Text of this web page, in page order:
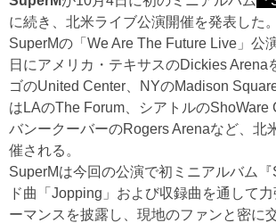
に続き、北米ライブ公演開催を発表した。
SuperMの「We Are The Future Live」公
日にアメリカ・テキサスのDickies Arena
ゴのUnited Center、NYのMadison
はLAのThe Forum、シアトルのShoWare
バンークーバーのRogers Arenaなど、北
催される。
SuperMは今回の公演で初ミニアルバム
ド曲「Jopping」および収録曲を通して
ーマンスを披露し、現地のファンと密に